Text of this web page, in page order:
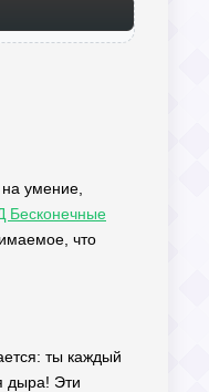
умение,
Бесконечные
что
ты каждый
дыра! Эти